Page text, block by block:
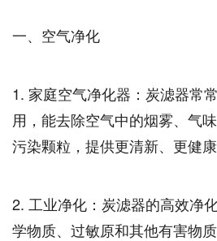
一、空气净化
1. 家庭空气净化器：炭滤器常
用，能去除空气中的烟雾、气
污染颗粒，提供更清新、更健康
2. 工业净化：炭滤器的高效净
学物质、过敏原和其他有害物